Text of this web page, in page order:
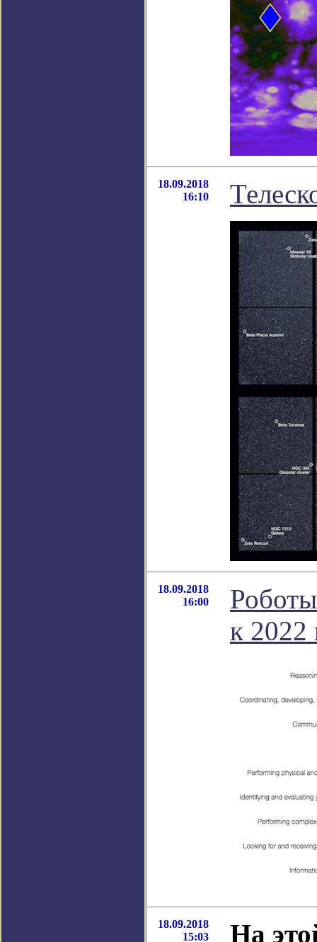
18.09.2018
16:10
18.09.2018
16:00
к 2022
18.09.2018
15:03
На